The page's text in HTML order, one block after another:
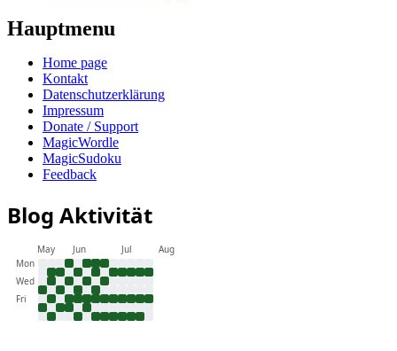
Hauptmenu
Home page
Kontakt
Datenschutzerklärung
Impressum
Donate / Support
MagicWordle
MagicSudoku
Feedback
Blog Aktivität
May Jun Jul
Aug
Mon
Wed
Fri